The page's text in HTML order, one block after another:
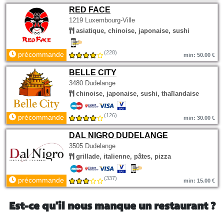
RED FACE
1219 Luxembourg-Ville
asiatique, chinoise, japonaise, sushi
précommande (228) min: 50.00 €
BELLE CITY
3480 Dudelange
chinoise, japonaise, sushi, thaïlandaise
précommande (126) min: 30.00 €
DAL NIGRO DUDELANGE
3505 Dudelange
grillade, italienne, pâtes, pizza
précommande (337) min: 15.00 €
Est-ce qu'il nous manque un restaurant ?